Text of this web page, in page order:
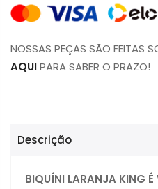
NOSSAS PEÇAS SÃO FEITAS
AQUIPARA SABER O PRAZO!
Descrição
BIQUÍNI LARANJA KING É